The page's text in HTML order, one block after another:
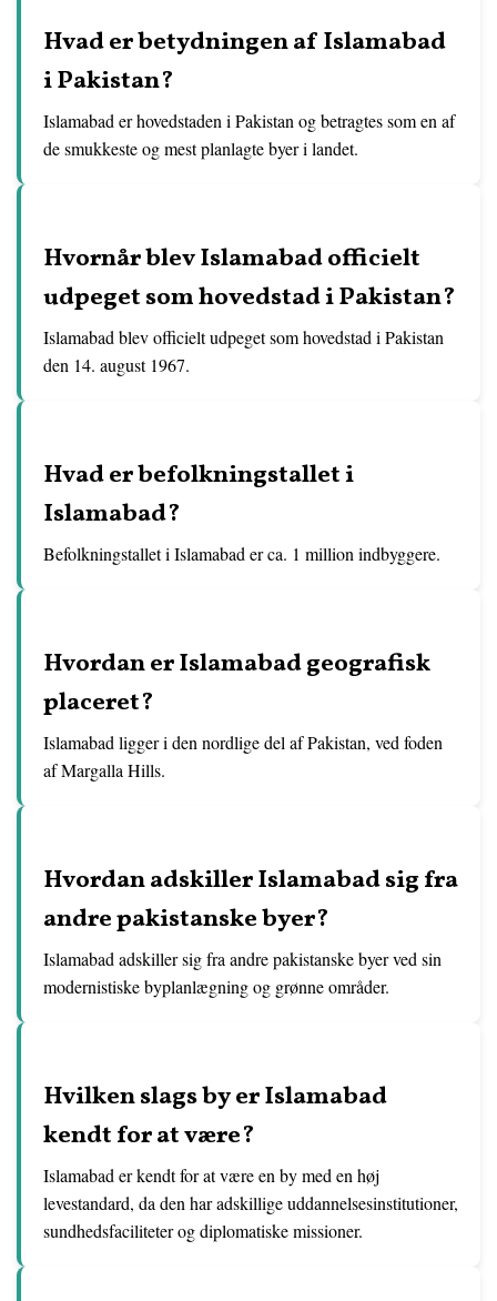
Hvad er betydningen af ​​Islamabad
i Pakistan?
Islamabad er hovedstaden i Pakistan og betragtes som en af
​​de smukkeste og mest planlagte byer i landet.
Hvornår blev Islamabad officielt
udpeget som hovedstad i Pakistan?
Islamabad blev officielt udpeget som hovedstad i Pakistan
den 14. august 1967.
Hvad er befolkningstallet i
Islamabad?
Befolkningstallet i Islamabad er ca. 1 million indbyggere.
Hvordan er Islamabad geografisk
placeret?
Islamabad ligger i den nordlige del af Pakistan, ved foden
af ​​Margalla Hills.
Hvordan adskiller Islamabad sig fra
andre pakistanske byer?
Islamabad adskiller sig fra andre pakistanske byer ved sin
modernistiske byplanlægning og grønne områder.
Hvilken slags by er Islamabad
kendt for at være?
Islamabad er kendt for at være en by med en høj
levestandard, da den har adskillige uddannelsesinstitutioner,
sundhedsfaciliteter og diplomatiske missioner.